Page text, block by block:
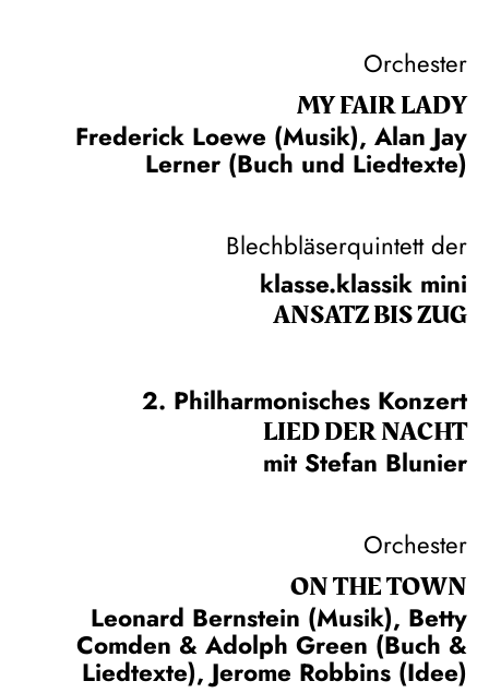
Orchester
MY FAIR LADY
Frederick Loewe (Musik), Alan Jay
Lerner (Buch und Liedtexte)
Blechbläserquintett der
klasse.klassik mini
ANSATZ BIS ZUG
2. Philharmonisches Konzert
LIED DER NACHT
mit Stefan Blunier
Orchester
ON THE TOWN
Leonard Bernstein (Musik), Betty
Comden & Adolph Green (Buch &
Liedtexte), Jerome Robbins (Idee)